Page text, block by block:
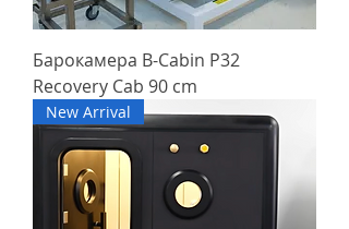
Барокамера B-Cabin P32
Recovery Cab 90 cm
New Arrival